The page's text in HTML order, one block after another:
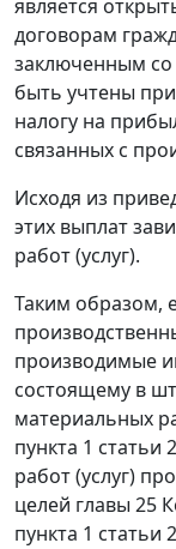
является
договорам
заключенным
быть учтены
налогу на
связанных с
Исходя из
этих выплат
работ (услуг).
Таким образом,
производимые
состоящему в
материальных
пункта 1 статьи
работ (услуг)
целей главы 25
пункта 1 статьи